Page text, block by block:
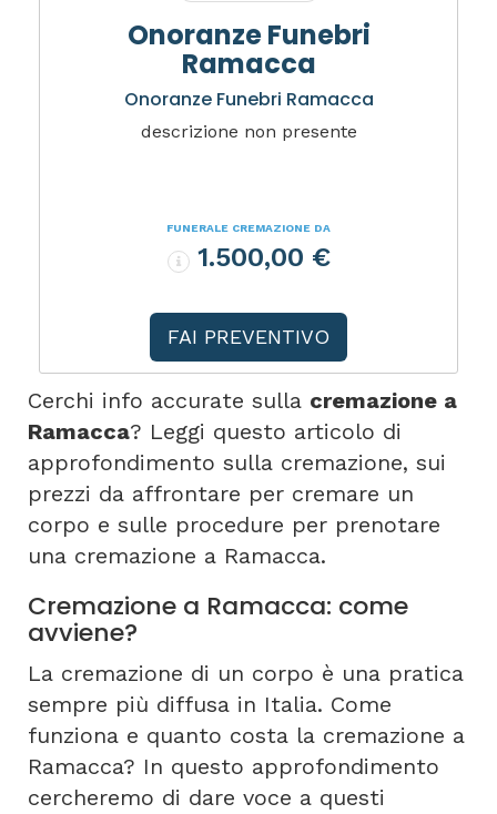
Onoranze Funebri
Ramacca
Onoranze Funebri Ramacca
descrizione non presente
FUNERALE CREMAZIONE DA
1.500,00 €
FAI PREVENTIVO
Cerchi info accurate sulla cremazione a
Ramacca? Leggi questo articolo di
approfondimento sulla cremazione, sui
prezzi da affrontare per cremare un
corpo e sulle procedure per prenotare
una cremazione a Ramacca.
Cremazione a Ramacca: come
avviene?
La cremazione di un corpo è una pratica
sempre più diffusa in Italia. Come
funziona e quanto costa la cremazione a
Ramacca? In questo approfondimento
cercheremo di dare voce a questi